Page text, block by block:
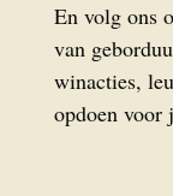
En volg ons
van
winacties,
opdoen voor